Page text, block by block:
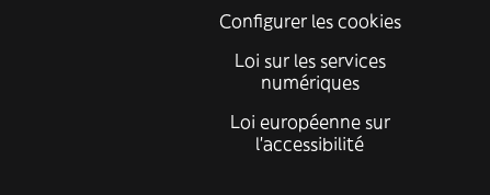
Configurer les cookies
Loi sur les services
numériques
Loi européenne sur
l’accessibilité